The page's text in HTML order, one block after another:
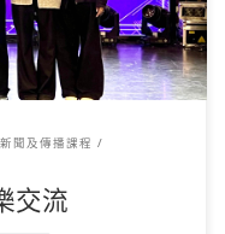
新聞及傳播課程
交流